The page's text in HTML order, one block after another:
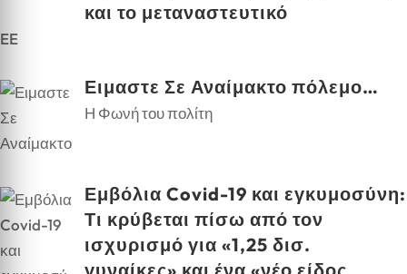
και το μεταναστευτικό
EE
Ειμαστε Σε Αναίμακτο πόλεμο…
Η Φωνή του πολίτη
Εμβόλια Covid-19 και εγκυμοσύνη:
Τι κρύβεται πίσω από τον
ισχυρισμό για «1,25 δισ.